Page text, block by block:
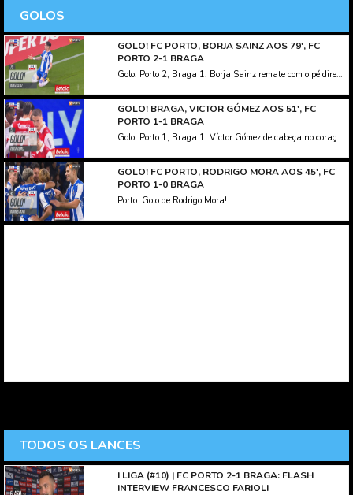
GOLOS
GOLO! FC PORTO, BORJA SAINZ AOS 79', FC
PORTO 2-1 BRAGA
Golo! Porto 2, Braga 1. Borja Sainz remate com o pé direito no coração da área.
GOLO! BRAGA, VICTOR GÓMEZ AOS 51', FC
PORTO 1-1 BRAGA
Golo! Porto 1, Braga 1. Víctor Gómez de cabeça no coração da área resultante do canto.
GOLO! FC PORTO, RODRIGO MORA AOS 45', FC
PORTO 1-0 BRAGA
Porto: Golo de Rodrigo Mora!
TODOS OS LANCES
I LIGA (#10) | FC PORTO 2-1 BRAGA: FLASH
INTERVIEW FRANCESCO FARIOLI